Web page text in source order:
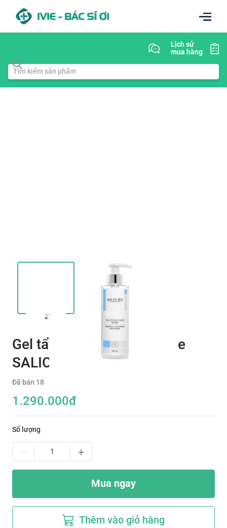
Lịch sử
mua hàng
Gel tẩy tế bào chết KB Pure
SALICYLIC SOAP 250ML
Đã bán 18
1.290.000đ
Số lượng
Mua ngay
Thêm vào giỏ hàng